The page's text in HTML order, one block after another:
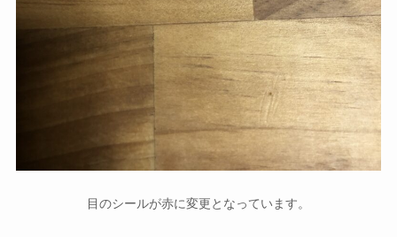
目のシールが赤に変更となっています。